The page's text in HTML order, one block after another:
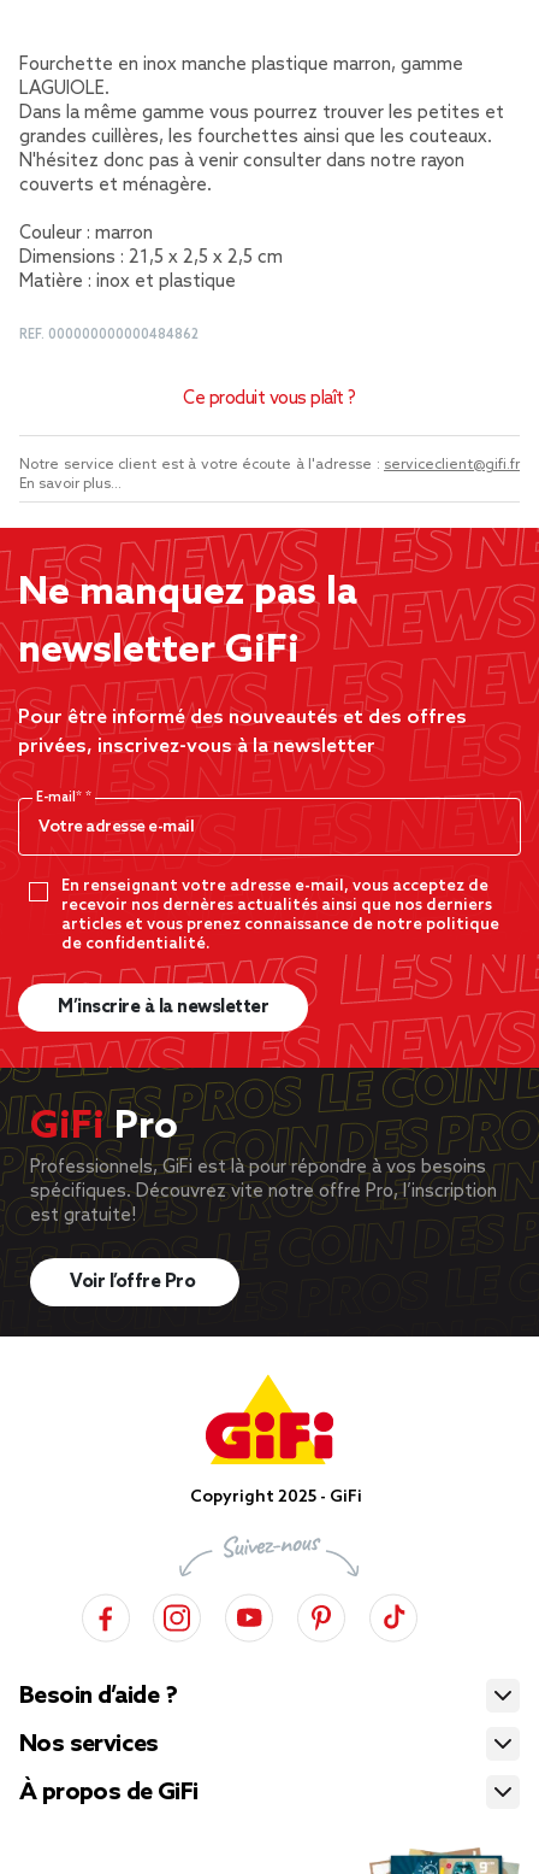
Fourchette en inox manche plastique marron, gamme
LAGUIOLE.
Dans la même gamme vous pourrez trouver les petites et
grandes cuillères, les fourchettes ainsi que les couteaux.
N'hésitez donc pas à venir consulter dans notre rayon
couverts et ménagère.
Couleur : marron
Dimensions : 21,5 x 2,5 x 2,5 cm
Matière : inox et plastique
REF. 000000000000484862
Ce produit vous plaît ?
Notre service client est à votre écoute à l'adresse : serviceclient@gifi.fr
En savoir plus...
Ne manquez pas la
newsletter GiFi
Pour être informé des nouveautés et des offres
privées, inscrivez-vous à la newsletter
E-mail*
En renseignant votre adresse e-mail, vous acceptez de
recevoir nos dernères actualités ainsi que nos derniers
articles et vous prenez connaissance de notre politique
de confidentialité.
M’inscrire à la newsletter
GiFiPro
Professionnels, GiFi est là pour répondre à vos besoins
spécifiques. Découvrez vite notre offre Pro, l’inscription
est gratuite!
Voir l’offre Pro
Copyright 2025 - GiFi
Besoin d’aide ?
Nos services
À propos de GiFi